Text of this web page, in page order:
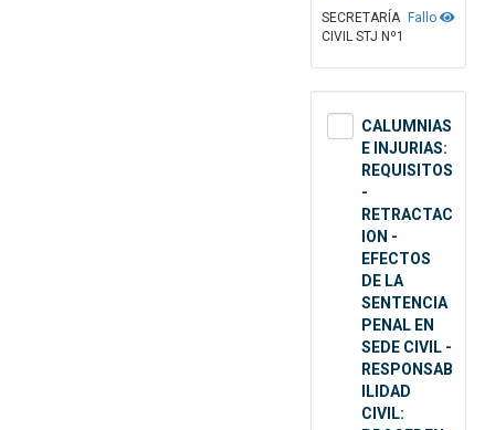
Fallo
SECRETARÍA
CIVIL STJ Nº1
CALUMNIAS
E INJURIAS:
REQUISITOS
-
RETRACTAC
ION -
EFECTOS
DE LA
SENTENCIA
PENAL EN
SEDE CIVIL -
RESPONSAB
ILIDAD
CIVIL: